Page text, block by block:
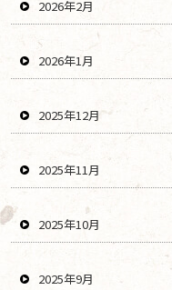
2026年2月
2026年1月
2025年12月
2025年11月
2025年10月
2025年9月